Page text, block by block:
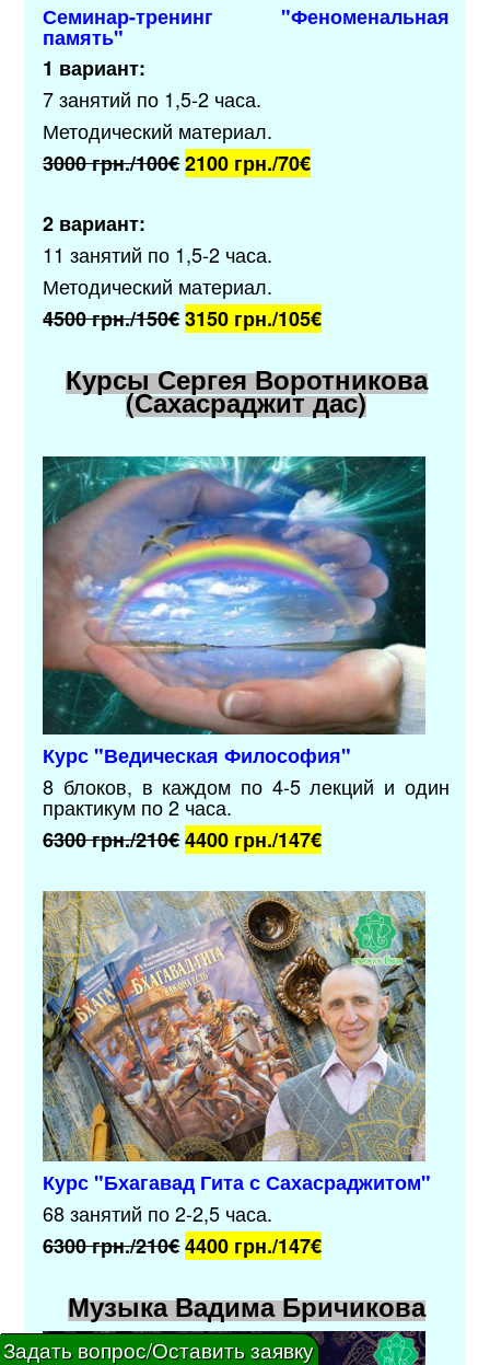
Семинар-тренинг "Феноменальная
память"
1 вариант:
7 занятий по 1,5-2 часа.
Методический материал.
3000 грн./100€2100 грн./70€
2 вариант:
11 занятий по 1,5-2 часа.
Методический материал.
4500 грн./150€3150 грн./105€
Курсы Сергея Воротникова
(Сахасраджит дас)
Курс "Ведическая Философия"
8 блоков, в каждом по 4-5 лекций и один
практикум по 2 часа.
6300 грн./210€4400 грн./147€
Курс "Бхагавад Гита с Сахасраджитом"
68 занятий по 2-2,5 часа.
6300 грн./210€4400 грн./147€
Музыка Вадима Бричикова
Задать вопрос/Оставить заявку